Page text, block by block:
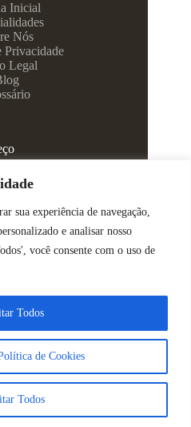
sua experiência de navegação,
e analisar nosso
você consente com o uso de
de Cookies
Todos
Todos
em nosso site.
Decline
Inicial
Nós
Privacidade
Legal
- Juiz de Fora/MG
Dra Eduarda
Tabtech - 2023
|Política de Privacidade